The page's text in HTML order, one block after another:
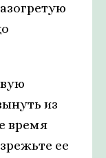
из
время
ее